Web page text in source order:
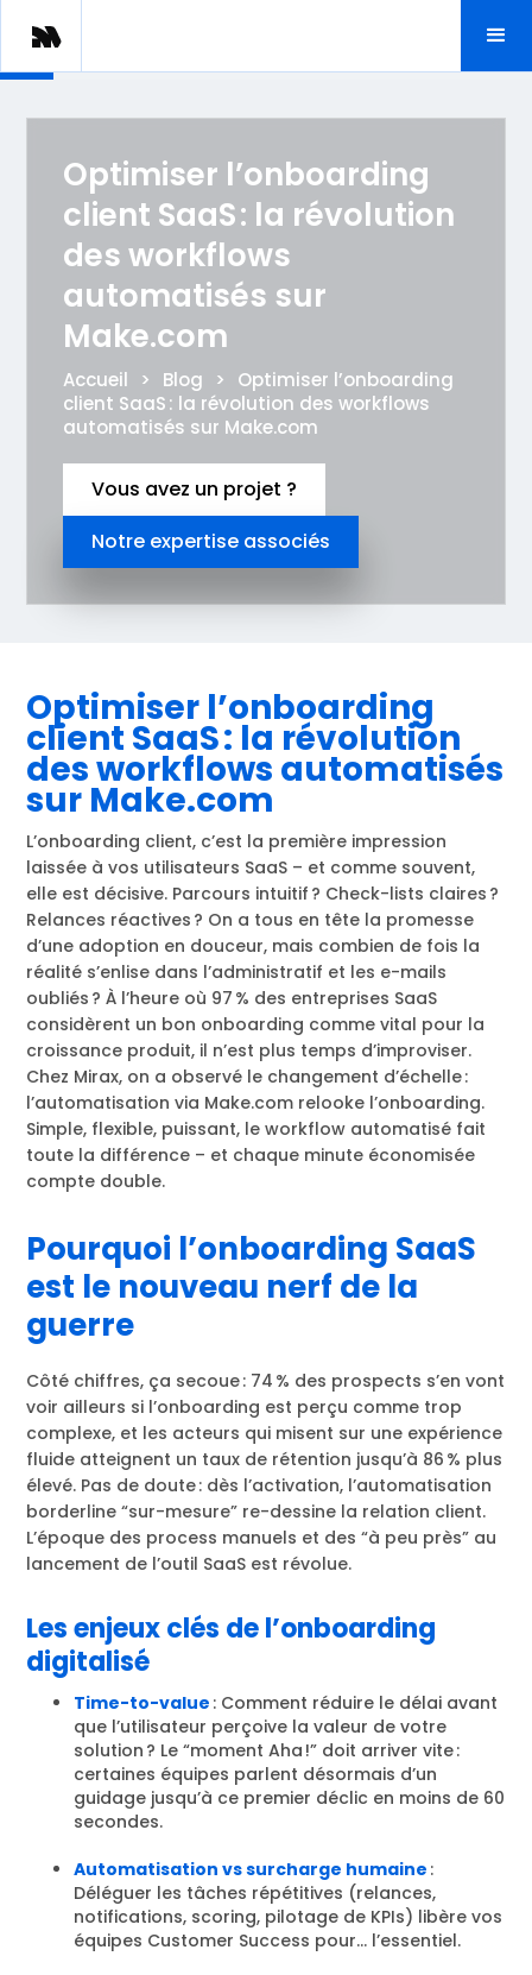
Optimiser l’onboarding
client SaaS : la révolution
des workflows
automatisés sur
Make.com
Accueil > Blog >
Optimiser l’onboarding
client SaaS : la révolution des workflows
automatisés sur Make.com
Vous avez un projet ?
Notre expertise associés
Optimiser l’onboarding
client SaaS : la révolution
des workflows automatisés
sur Make.com
L’onboarding client, c’est la première impression
laissée à vos utilisateurs SaaS – et comme souvent,
elle est décisive. Parcours intuitif ? Check-lists claires ?
Relances réactives ? On a tous en tête la promesse
d’une adoption en douceur, mais combien de fois la
réalité s’enlise dans l’administratif et les e-mails
oubliés ? À l’heure où 97 % des entreprises SaaS
considèrent un bon onboarding comme vital pour la
croissance produit, il n’est plus temps d’improviser.
Chez Mirax, on a observé le changement d’échelle :
l’automatisation via Make.com relooke l’onboarding.
Simple, flexible, puissant, le workflow automatisé fait
toute la différence – et chaque minute économisée
compte double.
Pourquoi l’onboarding SaaS
est le nouveau nerf de la
guerre
Côté chiffres, ça secoue : 74 % des prospects s’en vont
voir ailleurs si l’onboarding est perçu comme trop
complexe, et les acteurs qui misent sur une expérience
fluide atteignent un taux de rétention jusqu’à 86 % plus
élevé. Pas de doute : dès l’activation, l’automatisation
borderline “sur-mesure” re-dessine la relation client.
L’époque des process manuels et des “à peu près” au
lancement de l’outil SaaS est révolue.
Les enjeux clés de l’onboarding
digitalisé
Time-to-value : Comment réduire le délai avant
que l’utilisateur perçoive la valeur de votre
solution ? Le “moment Aha !” doit arriver vite :
certaines équipes parlent désormais d’un
guidage jusqu’à ce premier déclic en moins de 60
secondes.
Automatisation vs surcharge humaine :
Déléguer les tâches répétitives (relances,
notifications, scoring, pilotage de KPIs) libère vos
équipes Customer Success pour… l’essentiel.